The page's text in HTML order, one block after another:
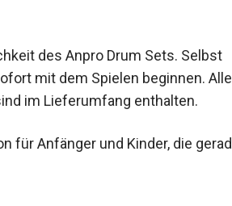
des Anpro Drum Sets. Selbst
mit dem Spielen beginnen. Alle
im Lieferumfang enthalten.
für Anfänger und Kinder, die